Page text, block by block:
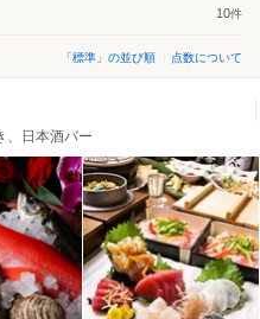
10件
「標準」の並び順 点数について
、日本酒バー